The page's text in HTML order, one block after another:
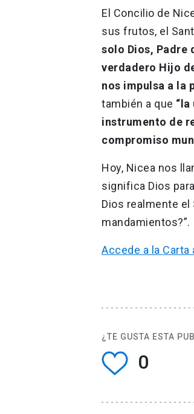
El Concilio de
sus frutos, el
solo Dios, Padre
verdadero Hijo
nos impulsa a la
también a que
instrumento de
compromiso
Hoy, Nicea nos
significa Dios
Dios realmente el
mandamientos?”.
Accede a la
¿TE GUSTA ESTA
0